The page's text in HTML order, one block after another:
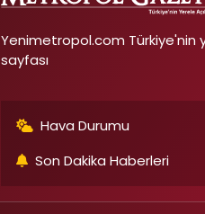
Yenimetropol.com Türkiye'nin
sayfası
Hava Durumu
Son Dakika Haberleri